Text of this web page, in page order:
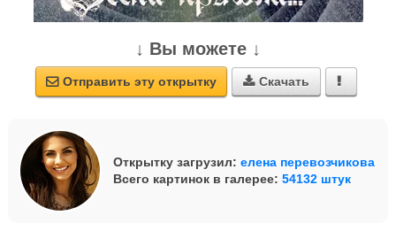
↓ Вы можете ↓
 Отправить эту открытку  Скачать 
Открытку загрузил: елена перевозчикова
Всего картинок в галерее: 54132 штук